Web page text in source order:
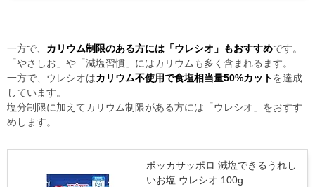
一方で、 カリウム制限のある方には「ウレシオ」もおすすめです。
「やさしお」や「減塩習慣」にはカリウムも多く含まれるます。
一方で、ウレシオはカリウム不使用で食塩相当量50%カットを達成
しています。
塩分制限に加えてカリウム制限がある方には「ウレシオ」をおすす
めします。
ポッカサッポロ 減塩できるうれし
いお塩 ウレシオ 100g